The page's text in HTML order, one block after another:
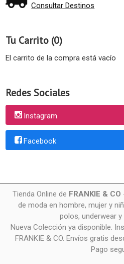
Consultar Destinos
Tu Carrito (0)
El carrito de la compra está vacío
Redes Sociales
Instagram
Facebook
Tienda Online de FRANKIE & CO
de moda en hombre, mujer y
polos, underwear
Nueva Colección ya disponible.
FRANKIE & CO. Envíos gratis
Pago